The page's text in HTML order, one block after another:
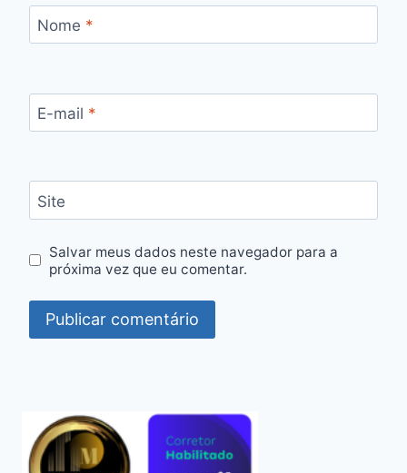
Nome *
E-mail *
Site
Salvar meus dados neste navegador para a
próxima vez que eu comentar.